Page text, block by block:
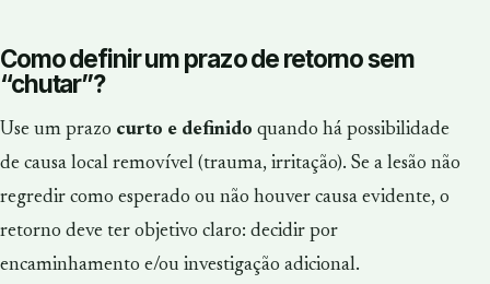
Como definir um prazo de retorno sem
“chutar”?
Use um prazo curto e definido quando há possibilidade
de causa local removível (trauma, irritação). Se a lesão não
regredir como esperado ou não houver causa evidente, o
retorno deve ter objetivo claro: decidir por
encaminhamento e/ou investigação adicional.